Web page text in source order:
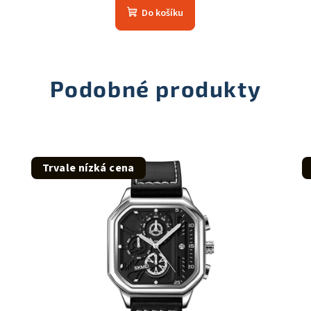
produktu
je
5
hvězdiček.
Do košíku
Podobné produkty
Trvale nízká cena